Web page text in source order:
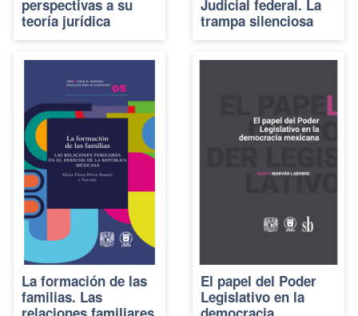
perspectivas a su
teoría jurídica
Judicial federal. La
trampa silenciosa
La formación de las
familias. Las
El papel del Poder
Legislativo en la